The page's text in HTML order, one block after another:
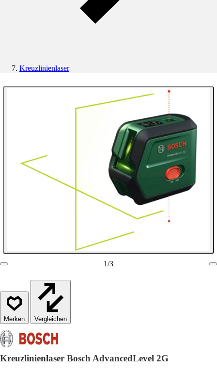
Kreuzlinienlaser
1/3
Vergleichen
Kreuzlinienlaser Bosch AdvancedLevel 2G